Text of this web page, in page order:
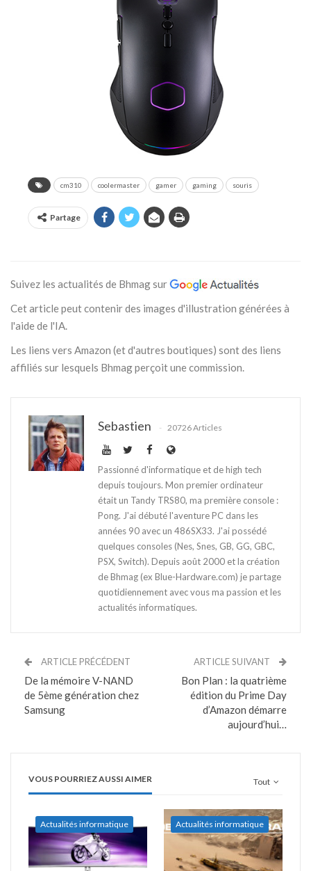
cm310 coolermaster gamer gaming souris
Partage
Suivez les actualités de Bhmag sur
Cet article peut contenir des images d'illustration générées à
l'aide de l'IA.
Les liens vers Amazon (et d'autres boutiques) sont des liens
affiliés sur lesquels Bhmag perçoit une commission.
Sebastien 20726 Articles
Passionné d'informatique et de high tech
depuis toujours. Mon premier ordinateur
était un Tandy TRS80, ma première console :
Pong. J'ai débuté l'aventure PC dans les
années 90 avec un 486SX33. J'ai possédé
quelques consoles (Nes, Snes, GB, GG, GBC,
PSX, Switch). Depuis août 2000 et la création
de Bhmag (ex Blue-Hardware.com) je partage
quotidiennement avec vous ma passion et les
actualités informatiques.
ARTICLE PRÉCÉDENT
De la mémoire V-NAND
de 5ème génération chez
Samsung
ARTICLE SUIVANT
Bon Plan : la quatrième
édition du Prime Day
d’Amazon démarre
aujourd’hui…
Tout
VOUS POURRIEZ AUSSI AIMER
Actualités informatique Actualités informatique